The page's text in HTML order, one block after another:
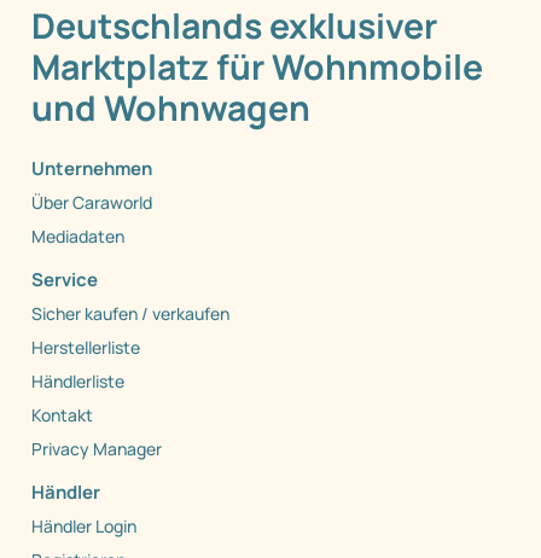
Deutschlands exklusiver
Marktplatz für Wohnmobile
und Wohnwagen
Unternehmen
Über Caraworld
Mediadaten
Service
Sicher kaufen / verkaufen
Herstellerliste
Händlerliste
Kontakt
Privacy Manager
Händler
Händler Login